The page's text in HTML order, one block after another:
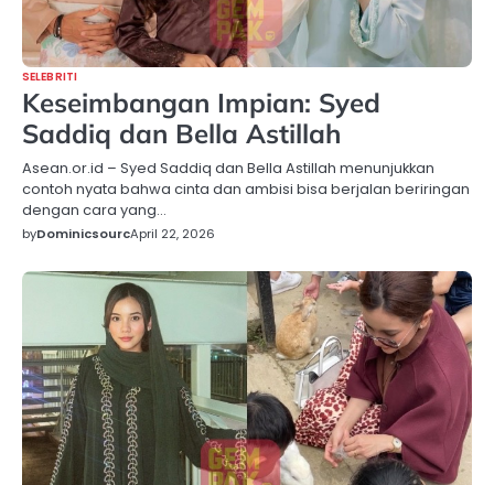
SELEBRITI
Keseimbangan Impian: Syed
Saddiq dan Bella Astillah
Asean.or.id – Syed Saddiq dan Bella Astillah menunjukkan
contoh nyata bahwa cinta dan ambisi bisa berjalan beriringan
dengan cara yang…
byDominicsourcApril 22, 2026